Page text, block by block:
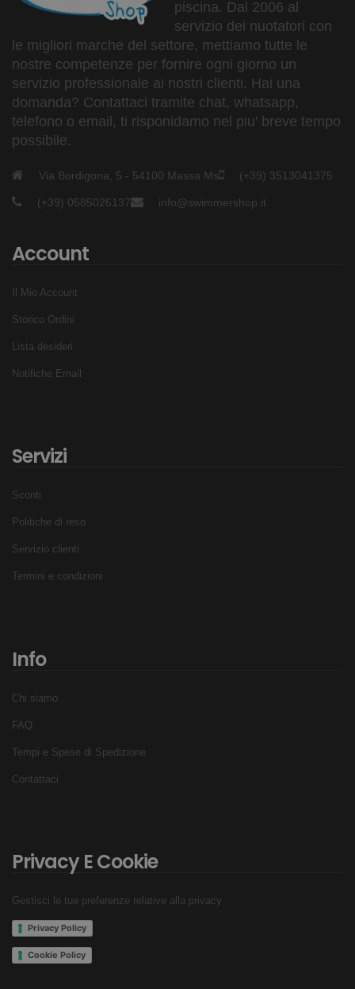
piscina. Dal 2006 al
servizio dei nuotatori con
le migliori marche del settore, mettiamo tutte le
nostre competenze per fornire ogni giorno un
servizio professionale ai nostri clienti. Hai una
domanda? Contattaci tramite chat, whatsapp,
telefono o email, ti risponidamo nel piu' breve tempo
possibile.
Via Bordigona, 5 - 54100 Massa Ms (+39) 3513041375
(+39) 0585026137 info@swimmershop.it
Account
Il Mio Account
Storico Ordini
Lista desideri
Notifiche Email
Servizi
Sconti
Politiche di reso
Servizio clienti
Termini e condizioni
Info
Chi siamo
FAQ
Tempi e Spese di Spedizione
Contattaci
Privacy E Cookie
Gestisci le tue preferenze relative alla privacy
Privacy Policy
Cookie Policy